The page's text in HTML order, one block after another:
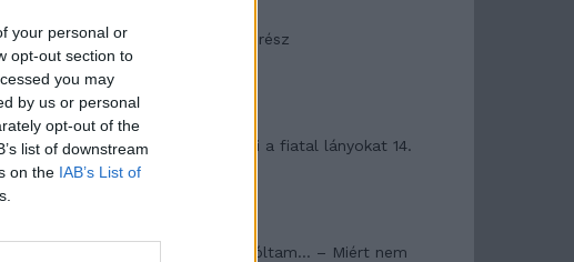
your personal or
opt-out section to
you may
by us or personal
opt-out of the
list of downstream
on the IAB’s List of
Minka 11. rész
T. szereti a fiatal lányokat 14.
Pedig szóltam… – Miért nem